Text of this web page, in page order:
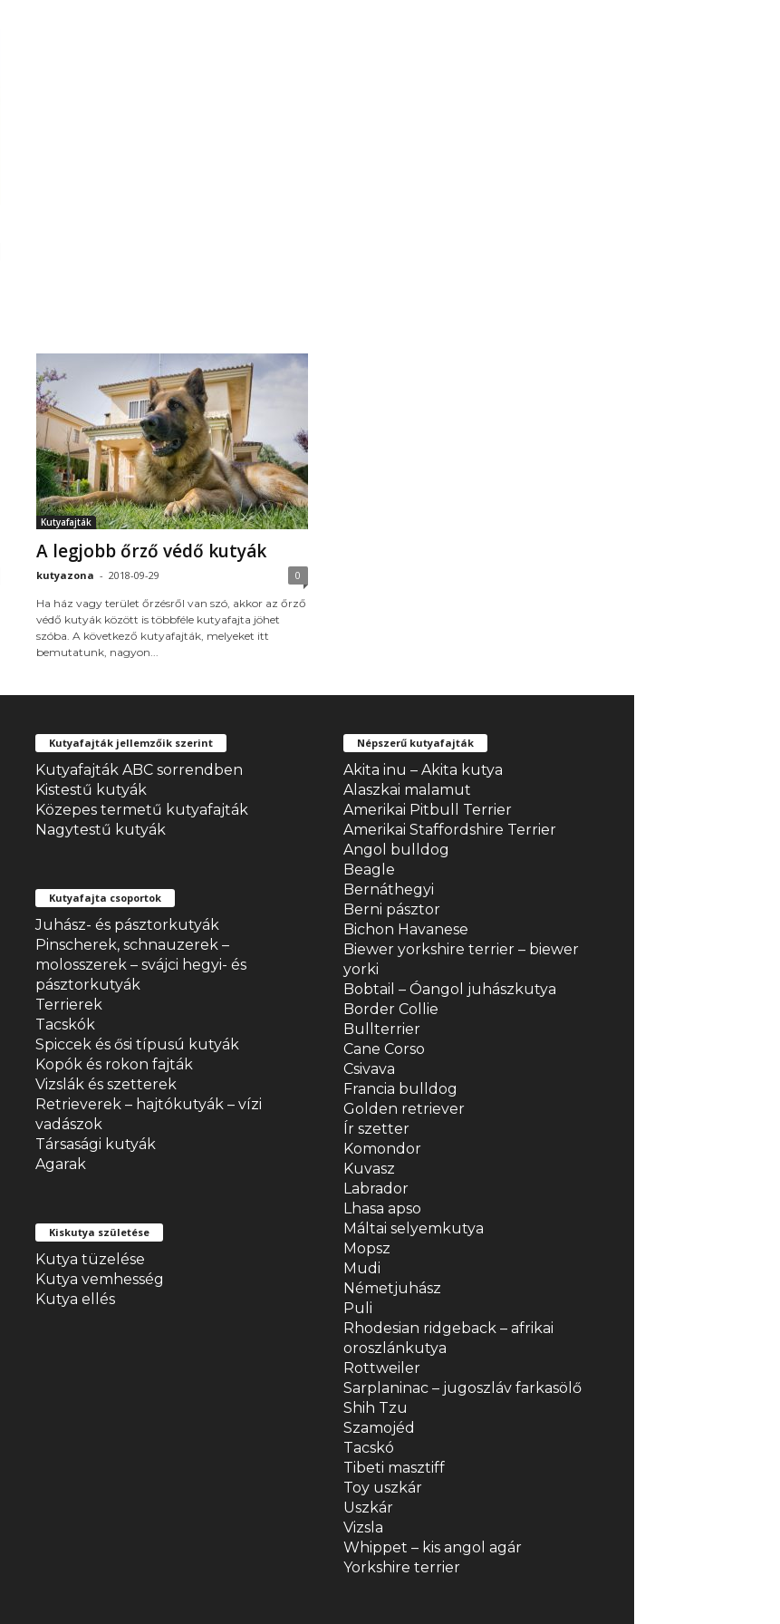
Kutyafajták
A legjobb őrző védő kutyák
kutyazona - 2018-09-29 0
Ha ház vagy terület őrzésről van szó, akkor az őrző
védő kutyák között is többféle kutyafajta jöhet
szóba. A következő kutyafajták, melyeket itt
bemutatunk, nagyon...
Kutyafajták jellemzőik szerint
Kutyafajták ABC sorrendben
Kistestű kutyák
Közepes termetű kutyafajták
Nagytestű kutyák
Kutyafajta csoportok
Juhász- és pásztorkutyák
Pinscherek, schnauzerek –
molosszerek – svájci hegyi- és
pásztorkutyák
Terrierek
Tacskók
Spiccek és ősi típusú kutyák
Kopók és rokon fajták
Vizslák és szetterek
Retrieverek – hajtókutyák – vízi
vadászok
Társasági kutyák
Agarak
Kiskutya születése
Kutya tüzelése
Kutya vemhesség
Kutya ellés
Népszerű kutyafajták
Akita inu – Akita kutya
Alaszkai malamut
Amerikai Pitbull Terrier
Amerikai Staffordshire Terrier
Angol bulldog
Beagle
Bernáthegyi
Berni pásztor
Bichon Havanese
Biewer yorkshire terrier – biewer
yorki
Bobtail – Óangol juhászkutya
Border Collie
Bullterrier
Cane Corso
Csivava
Francia bulldog
Golden retriever
Ír szetter
Komondor
Kuvasz
Labrador
Lhasa apso
Máltai selyemkutya
Mopsz
Mudi
Németjuhász
Puli
Rhodesian ridgeback – afrikai
oroszlánkutya
Rottweiler
Sarplaninac – jugoszláv farkasölő
Shih Tzu
Szamojéd
Tacskó
Tibeti masztiff
Toy uszkár
Uszkár
Vizsla
Whippet – kis angol agár
Yorkshire terrier